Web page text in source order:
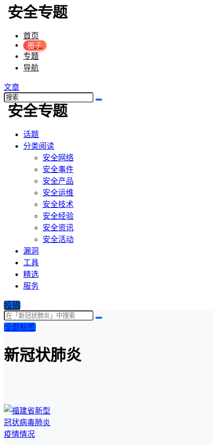
首页
圈子
专题
导航
文章
话题
分类阅读
安全网络
安全事件
安全产品
安全运维
安全技术
安全经验
安全资讯
安全活动
漏洞
工具
精选
服务
投稿
全部标签
新冠状肺炎